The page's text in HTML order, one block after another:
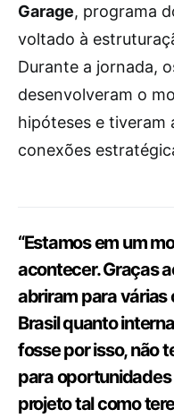
Garage, programa
voltado à
Durante a jornada,
desenvolveram o
hipóteses e tiveram
conexões
“Estamos em um
acontecer. Graças
abriram para
Brasil quanto
fosse por isso, não
para oportunidades
projeto tal como